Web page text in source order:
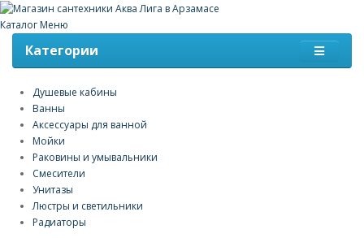
Каталог Меню
Категории
Душевые кабины
Ванны
Аксессуары для ванной
Мойки
Раковины и умывальники
Смесители
Унитазы
Люстры и светильники
Радиаторы